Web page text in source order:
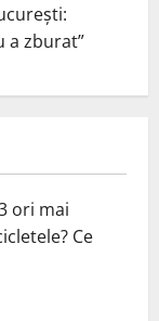
a zburat”
ori mai
Ce